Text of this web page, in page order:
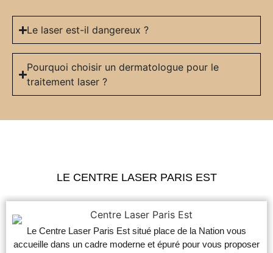
Le laser est-il dangereux ?
Pourquoi choisir un dermatologue pour le
traitement laser ?
LE CENTRE LASER PARIS EST
Le Centre Laser Paris Est situé place de la Nation vous
accueille dans un cadre moderne et épuré pour vous proposer